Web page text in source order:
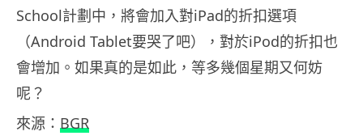
School計劃中，將會加入對iPad的折扣選項
（Android Tablet要哭了吧），對於iPod的折扣也
會增加。如果真的是如此，等多幾個星期又何妨
呢？
來源： BGR